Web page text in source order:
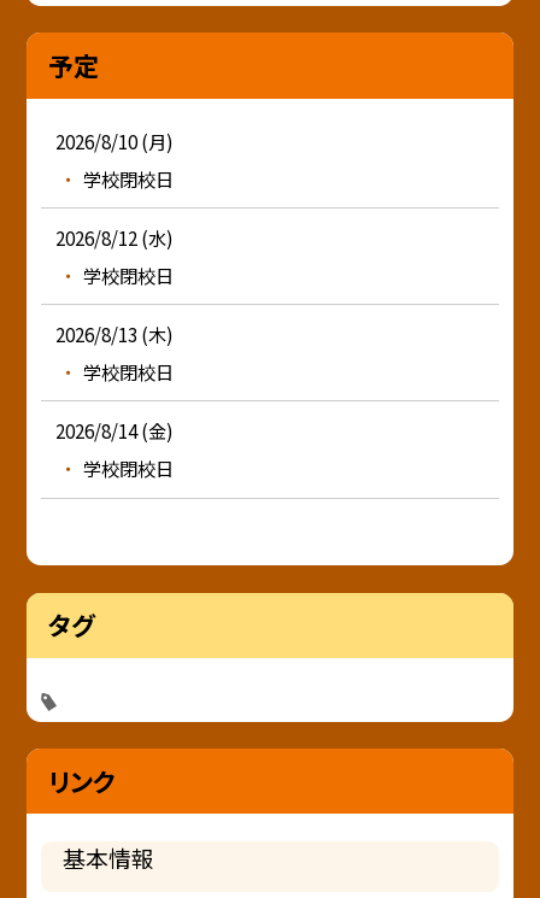
予定
2026/8/10 (月)
学校閉校日
2026/8/12 (水)
学校閉校日
2026/8/13 (木)
学校閉校日
2026/8/14 (金)
学校閉校日
タグ
リンク
基本情報